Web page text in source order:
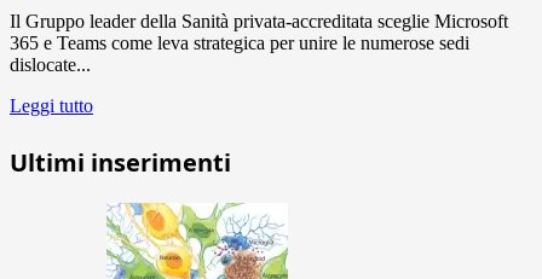
Il Gruppo leader della Sanità privata-accreditata sceglie Microsoft
365 e Teams come leva strategica per unire le numerose sedi
dislocate...
Leggi tutto
Ultimi inserimenti